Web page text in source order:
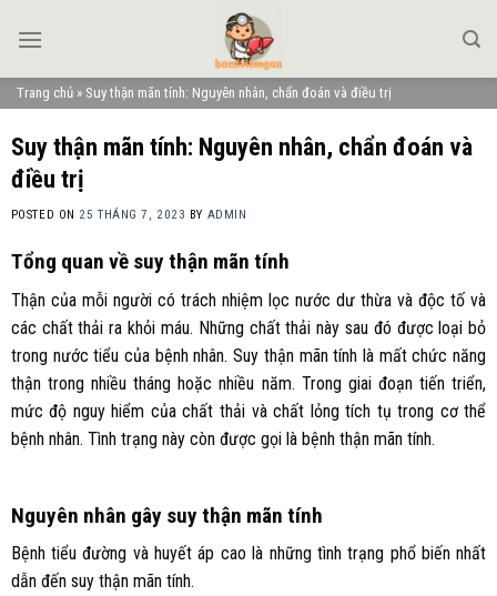
Trang chủ » Suy thận mãn tính: Nguyên nhân, chẩn đoán và điều trị
Suy thận mãn tính: Nguyên nhân, chẩn đoán và
điều trị
POSTED ON 25 THÁNG 7, 2023 BY ADMIN
Tổng quan về suy thận mãn tính
Thận của mỗi người có trách nhiệm lọc nước dư thừa và độc tố và
các chất thải ra khỏi máu. Những chất thải này sau đó được loại bỏ
trong nước tiểu của bệnh nhân. Suy thận mãn tính là mất chức năng
thận trong nhiều tháng hoặc nhiều năm. Trong giai đoạn tiến triển,
mức độ nguy hiểm của chất thải và chất lỏng tích tụ trong cơ thể
bệnh nhân. Tình trạng này còn được gọi là bệnh thận mãn tính.
Nguyên nhân gây suy thận mãn tính
Bệnh tiểu đường và huyết áp cao là những tình trạng phổ biến nhất
dẫn đến suy thận mãn tính.